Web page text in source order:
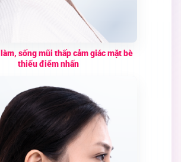
sống mũi thấp cảm giác mặt bè
thiếu điểm nhấn